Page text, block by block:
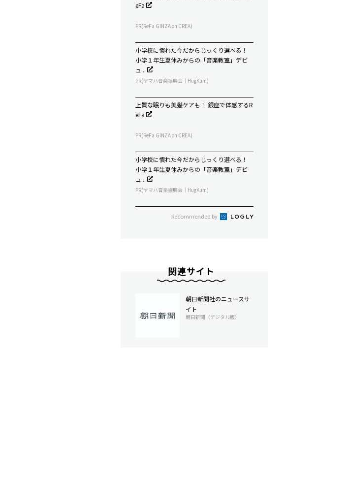
eFa
PR(ReFa GINZA on CREA)
小学校に慣れた今だからじっくり選べる！
小学１年生夏休みからの「音楽教室」デビ
ュ...
PR(ヤマハ音楽振興会｜HugKum)
上質な眠りも美髪ケアも！ 銀座で体感するR
eFa
PR(ReFa GINZA on CREA)
小学校に慣れた今だからじっくり選べる！
小学１年生夏休みからの「音楽教室」デビ
ュ...
PR(ヤマハ音楽振興会｜HugKum)
Recommended by
関連サイト
朝日新聞社のニュースサ
イト
朝日新聞（デジタル版）